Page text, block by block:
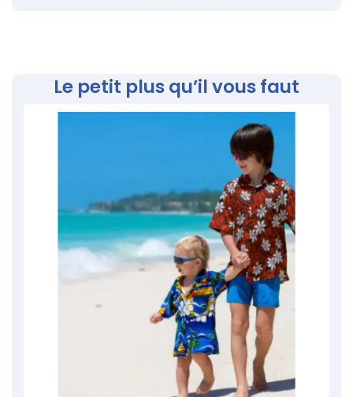
Le petit plus qu’il vous faut